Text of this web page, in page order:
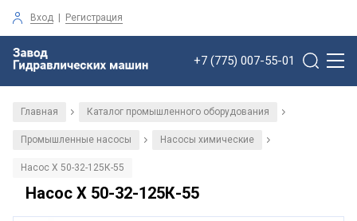
Вход | Регистрация
+7 (775) 007-55-01
Главная / Каталог промышленного оборудования /
Промышленные насосы / Насосы химические /
Насос Х 50-32-125К-55
Насос Х 50-32-125К-55